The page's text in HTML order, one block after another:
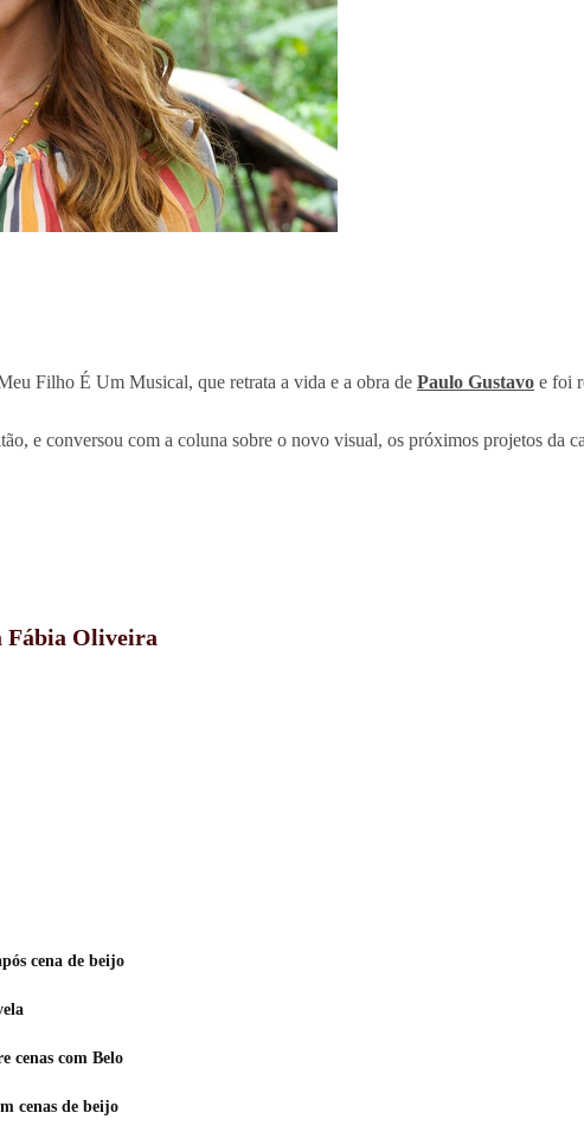
Filho É Um Musical, que retrata a vida e a obra de Paulo Gustavo e foi
e conversou com a coluna sobre o novo visual, os próximos projetos da
Fábia Oliveira
cena de beijo
cenas com Belo
cenas de beijo